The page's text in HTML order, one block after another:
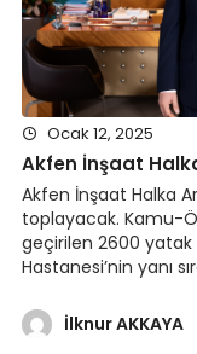
Ocak 12, 2025
Akfen İnşaat
Akfen İnşaat Halka
toplayacak. Kamu-
geçirilen 2600 yatak
Hastanesi’nin yanı
İlknur AKKAYA